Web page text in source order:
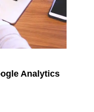
Analytics